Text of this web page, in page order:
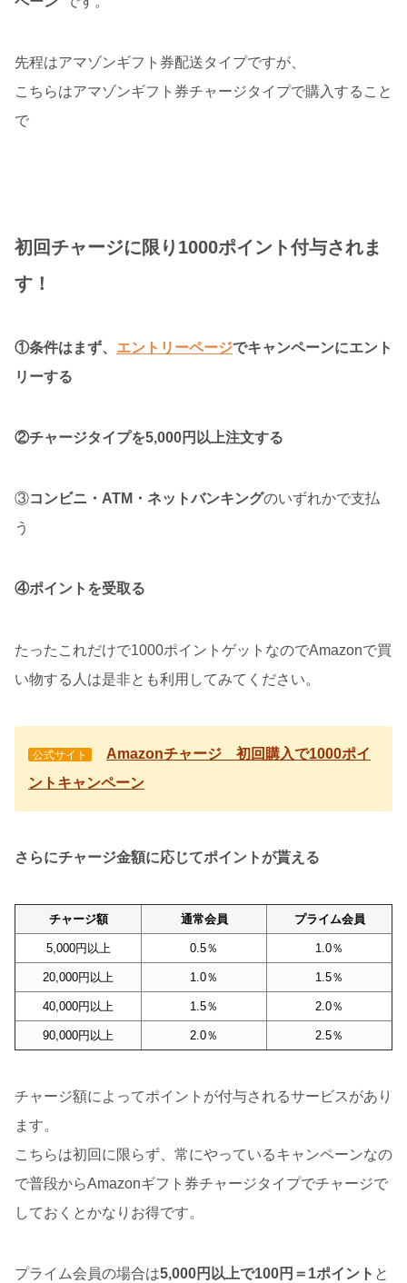
先程はアマゾンギフト券配送タイプですが、
こちらはアマゾンギフト券チャージタイプで購入すること
で
初回チャージに限り1000ポイント付与されま
す！
①条件はまず、 エントリーページでキャンペーンにエント
リーする
②チャージタイプを5,000円以上注文する
③コンビニ・ATM・ネットバンキングのいずれかで支払
う
④ポイントを受取る
たったこれだけで1000ポイントゲットなのでAmazonで買
い物する人は是非とも利用してみてください。
公式サイト
Amazonチャージ 初回購入で1000ポイ
ントキャンペーン
さらにチャージ金額に応じてポイントが貰える
チャージ額 通常会員 プライム会員
5,000円以上 0.5％ 1.0％
20,000円以上 1.0％ 1.5％
40,000円以上 1.5％ 2.0％
90,000円以上 2.0％ 2.5％
チャージ額によってポイントが付与されるサービスがあり
ます。
こちらは初回に限らず、常にやっているキャンペーンなの
で普段からAmazonギフト券チャージタイプでチャージで
しておくとかなりお得です。
プライム会員の場合は5,000円以上で100円＝1ポイント と